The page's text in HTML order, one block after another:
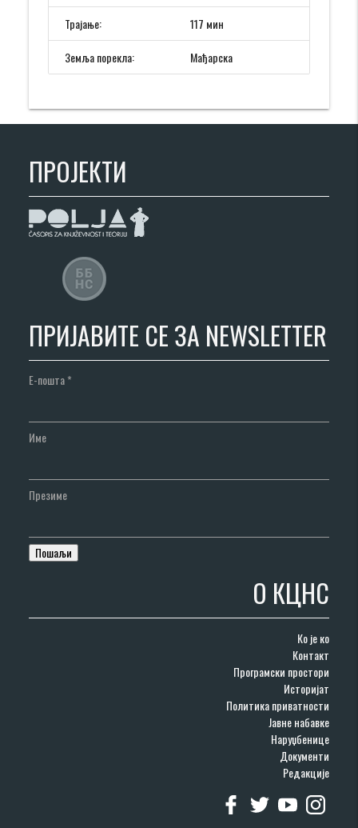
Трајање:
117 мин
Земља порекла:
Мађарска
ПРОЈЕКТИ
ПРИЈАВИТЕ СЕ ЗА NEWSLETTER
Е-пошта*
Име
Презиме
О КЦНС
Ко је ко
Контакт
Програмски простори
Историјат
Политика приватности
Јавне набавке
Наруџбенице
Документи
Редакције